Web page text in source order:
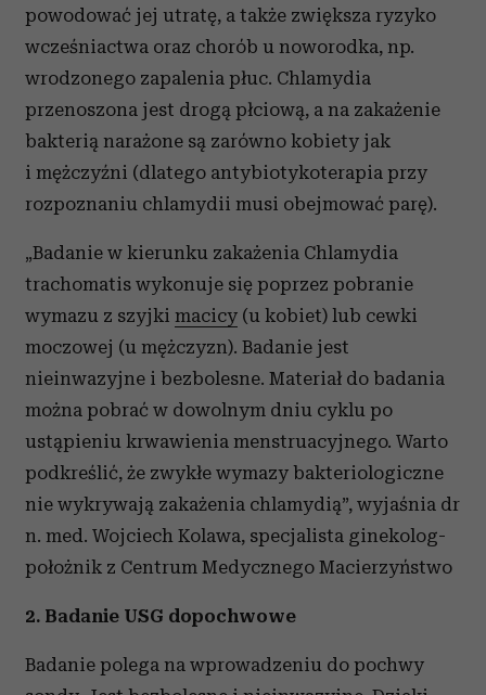
powodować jej utratę, a także zwiększa ryzyko
wcześniactwa oraz chorób u noworodka, np.
wrodzonego zapalenia płuc. Chlamydia
przenoszona jest drogą płciową, a na zakażenie
bakterią narażone są zarówno kobiety jak
i mężczyźni (dlatego antybiotykoterapia przy
rozpoznaniu chlamydii musi obejmować parę).
„Badanie w kierunku zakażenia Chlamydia
trachomatis wykonuje się poprzez pobranie
wymazu z szyjki macicy (u kobiet) lub cewki
moczowej (u mężczyzn). Badanie jest
nieinwazyjne i bezbolesne. Materiał do badania
można pobrać w dowolnym dniu cyklu po
ustąpieniu krwawienia menstruacyjnego. Warto
podkreślić, że zwykłe wymazy bakteriologiczne
nie wykrywają zakażenia chlamydią”, wyjaśnia dr
n. med. Wojciech Kolawa, specjalista ginekolog-
położnik z Centrum Medycznego Macierzyństwo
2. Badanie USG dopochwowe
Badanie polega na wprowadzeniu do pochwy